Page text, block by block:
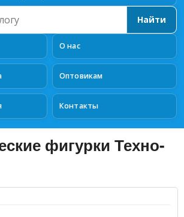
О нас
Оптовикам
Контакты
Найти
фигурки Техно-